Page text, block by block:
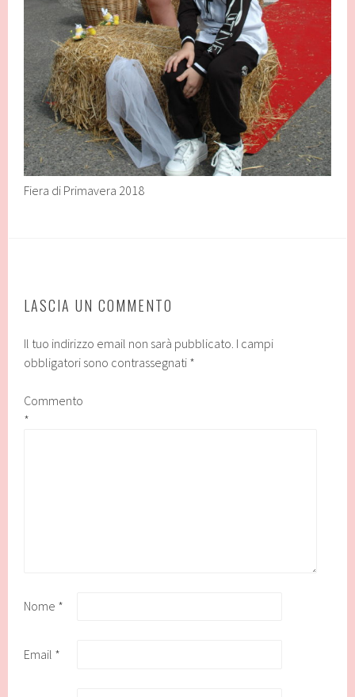
Fiera di Primavera 2018
LASCIA UN COMMENTO
Il tuo indirizzo email non sarà pubblicato. I campi
obbligatori sono contrassegnati *
Commento
*
Nome *
Email *